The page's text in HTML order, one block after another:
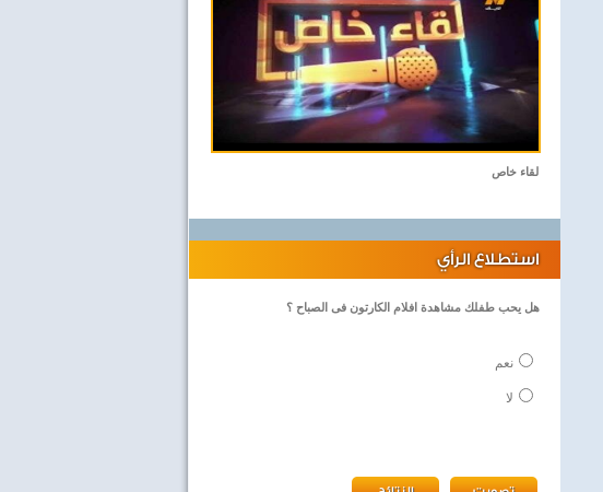
لقاء خاص
استطلاع الرأي
هل يحب طفلك مشاهدة افلام الكارتون فى الصباح ؟
نعم
لا